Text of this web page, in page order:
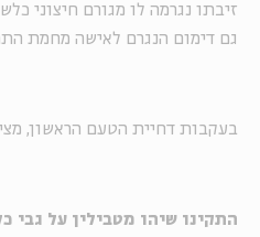
זיבתו נגרמה לו מגורם חיצוני
גם דימום הנגרם לאישה מחמת
בעקבות דחיית הטעם הראשון,
התקינו שיהו מטבילין על גבי